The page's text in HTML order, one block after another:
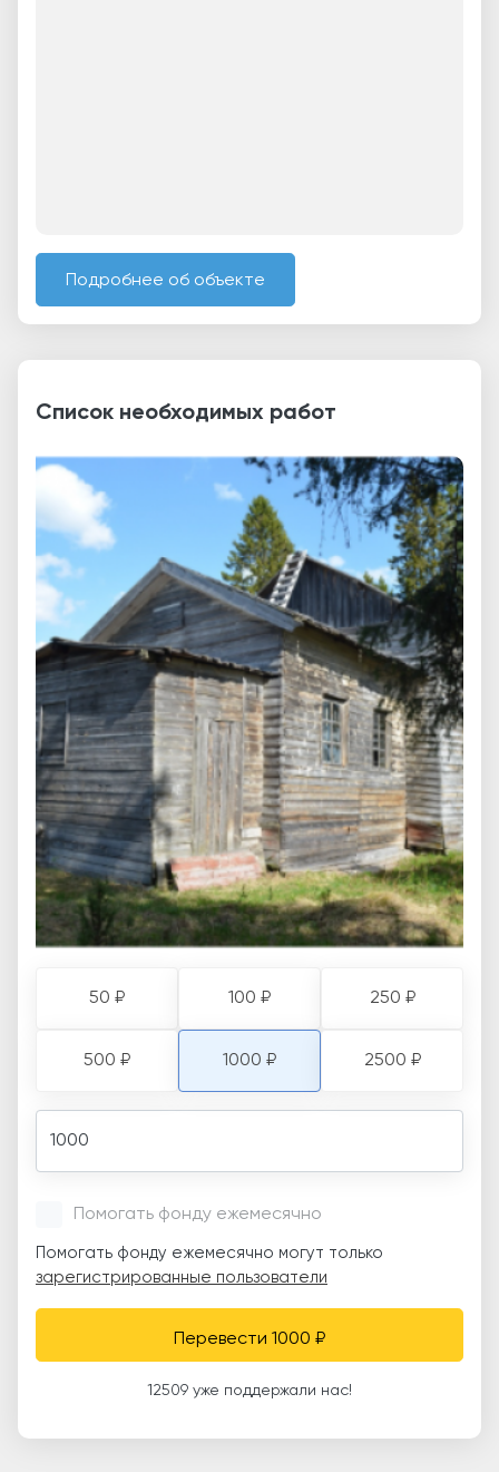
Подробнее об объекте
Список необходимых работ
50 ₽ 100 ₽ 250 ₽
500 ₽ 1000 ₽ 2500 ₽
Помогать фонду ежемесячно
Помогать фонду ежемесячно могут только
зарегистрированные пользователи
Перевести 1000 ₽
12509 уже поддержали нас!